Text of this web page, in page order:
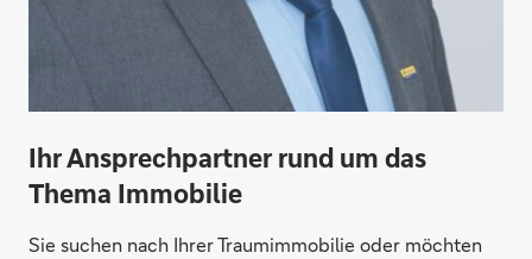
Ihr Ansprechpartner rund um das
Thema Immobilie
Sie suchen nach Ihrer Traumimmobilie oder möchten